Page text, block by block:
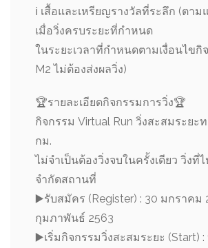
ℹ เสื้อและเหรียญรางวัลที่ระลึก (ตาม
เมื่อวิ่งครบระยะที่กำหนด
ในระยะเวลาที่กำหนดตามเงื่อนไขกิ
M2 ไม่ต้องส่งผลวิ่ง)
🏆รายละเอียดกิจกรรมการวิ่ง🏆
กิจกรรม Virtual Run วิ่งสะสมระยะ
กม.
ไม่จำเป็นต้องวิ่งจบในครั้งเดียว วิ่งที่
จำกัดสถานที่
▶️รับสมัคร (Register) : 30 มกราคม
กุมภาพันธ์ 2563
▶️เริ่มกิจกรรมวิ่งสะสมระยะ (Start)